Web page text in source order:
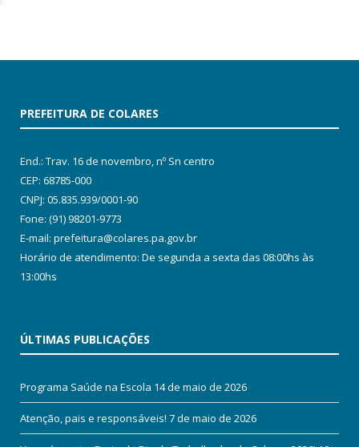
PREFEITURA DE COLARES
End.: Trav. 16 de novembro, nº Sn centro
CEP: 68785-000
CNPJ: 05.835.939/0001-90
Fone: (91) 98201-9773
E-mail: prefeitura@colares.pa.gov.br
Horário de atendimento: De segunda a sexta das 08:00hs às
13:00hs
ÚLTIMAS PUBLICAÇÕES
Programa Saúde na Escola 14 de maio de 2026
Atenção, pais e responsáveis! 7 de maio de 2026